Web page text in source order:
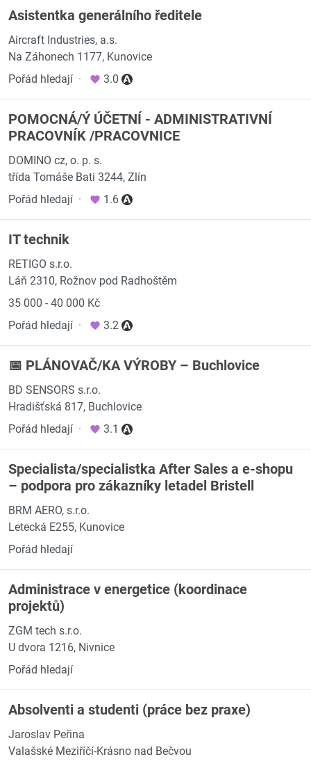
Asistentka generálního ředitele
Aircraft Industries, a.s.
Na Záhonech 1177, Kunovice
Pořád hledají · 3.0
POMOCNÁ/Ý ÚČETNÍ - ADMINISTRATIVNÍ
PRACOVNÍK /PRACOVNICE
DOMINO cz, o. p. s.
třída Tomáše Bati 3244, Zlín
Pořád hledají · 1.6
IT technik
RETIGO s.r.o.
Láň 2310, Rožnov pod Radhoštěm
35 000 - 40 000 Kč
Pořád hledají · 3.2
📅 PLÁNOVAČ/KA VÝROBY – Buchlovice
BD SENSORS s.r.o.
Hradišťská 817, Buchlovice
Pořád hledají · 3.1
Specialista/specialistka After Sales a e-shopu
– podpora pro zákazníky letadel Bristell
BRM AERO, s.r.o.
Letecká E255, Kunovice
Pořád hledají
Administrace v energetice (koordinace
projektů)
ZGM tech s.r.o.
U dvora 1216, Nivnice
Pořád hledají
Absolventi a studenti (práce bez praxe)
Jaroslav Peřina
Valašské Meziříčí-Krásno nad Bečvou